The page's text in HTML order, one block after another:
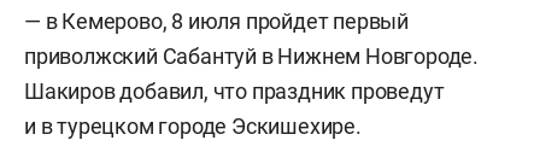
— в Кемерово, 8 июля пройдет первый
приволжский Сабантуй в Нижнем Новгороде.
Шакиров добавил, что праздник проведут
и в турецком городе Эскишехире.